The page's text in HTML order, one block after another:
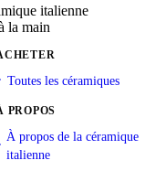
la main
Toutes les céramiques
PROPOS
À propos de la céramique
italienne